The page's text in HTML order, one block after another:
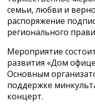
семьи, любви и
распоряжение
регионального
Мероприятие
развития «Дом
Основным
поддержке
концерт.